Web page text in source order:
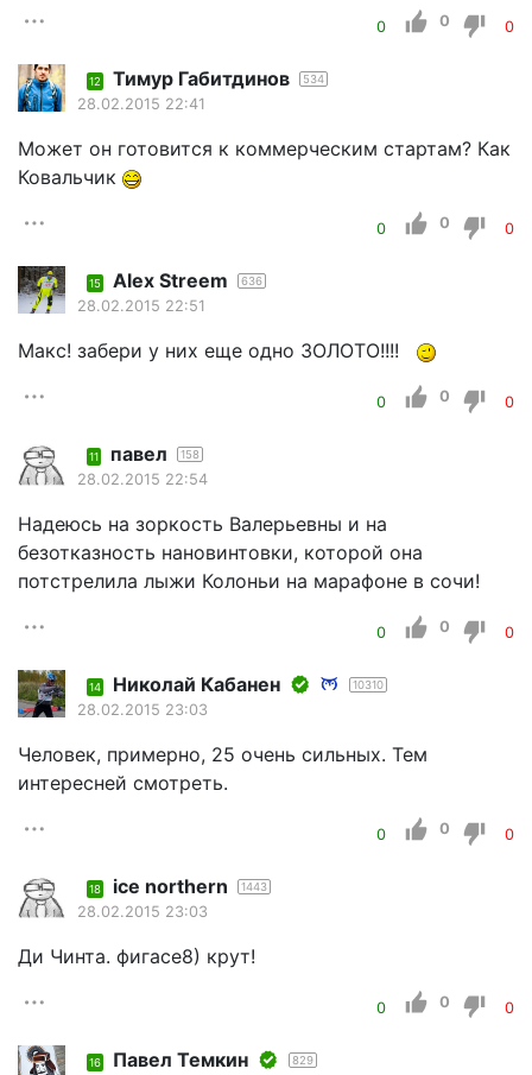
0 0 0
12 Тимур Габитдинов 534
28.02.2015 22:41
Может он готовится к коммерческим стартам? Как
Ковальчик
0 0 0
15 Alex Streem 636
28.02.2015 22:51
Макс! забери у них еще одно ЗОЛОТО!!!!
0 0 0
11 павел 158
28.02.2015 22:54
Надеюсь на зоркость Валерьевны и на
безотказность нановинтовки, которой она
потстрелила лыжи Колоньи на марафоне в сочи!
0 0 0
14 Николай Кабанен 10310
28.02.2015 23:03
Человек, примерно, 25 очень сильных. Тем
интересней смотреть.
0 0 0
18 ice northern 1443
28.02.2015 23:03
Ди Чинта. фигасе8) крут!
0 0 0
16 Павел Темкин 829